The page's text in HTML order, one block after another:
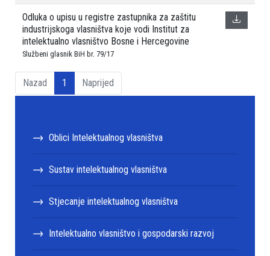
Odluka o upisu u registre zastupnika za zaštitu
industrijskoga vlasništva koje vodi Institut za
intelektualno vlasništvo Bosne i Hercegovine
Službeni glasnik BiH br. 79/17
Nazad 1 Naprijed
Oblici Intelektualnog vlasništva
Sustav intelektualnog vlasništva
Stjecanje intelektualnog vlasništva
Intelektualno vlasništvo i gospodarski razvoj